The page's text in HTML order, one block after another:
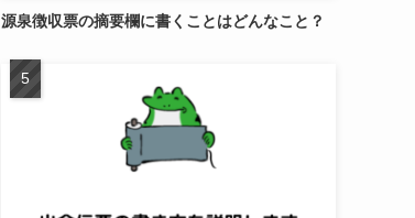
源泉徴収票の摘要欄に書くことはどんなこと？